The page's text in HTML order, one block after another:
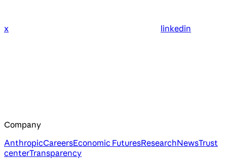
x linkedin
Company
AnthropicCareersEconomic FuturesResearchNewsTrust
centerTransparency